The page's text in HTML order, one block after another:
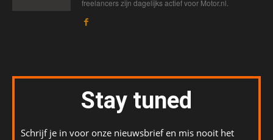
freelancers zijn dagelijks actief voor Motor.nl.
Stay tuned
Schrijf je in voor onze nieuwsbrief en mis nooit het